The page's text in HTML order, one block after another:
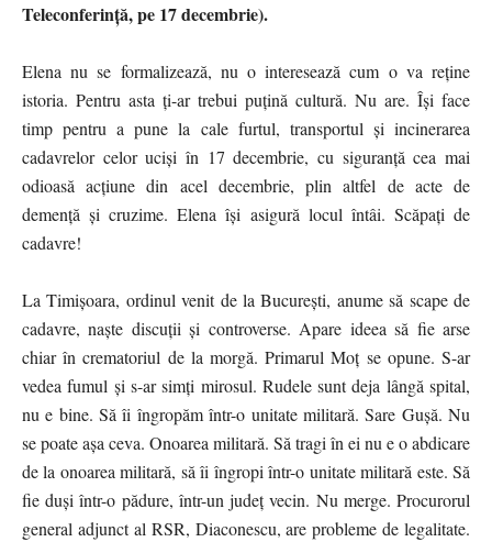
Teleconferință, pe 17 decembrie).
Elena nu se formalizează, nu o interesează cum o va reține
istoria. Pentru asta ți-ar trebui puțină cultură. Nu are. Își face
timp pentru a pune la cale furtul, transportul și incinerarea
cadavrelor celor uciși în 17 decembrie, cu siguranță cea mai
odioasă acțiune din acel decembrie, plin altfel de acte de
demență și cruzime. Elena își asigură locul întâi. Scăpați de
cadavre!
La Timișoara, ordinul venit de la București, anume să scape de
cadavre, naște discuții și controverse. Apare ideea să fie arse
chiar în crematoriul de la morgă. Primarul Moț se opune. S-ar
vedea fumul și s-ar simți mirosul. Rudele sunt deja lângă spital,
nu e bine. Să îi îngropăm într-o unitate militară. Sare Gușă. Nu
se poate așa ceva. Onoarea militară. Să tragi în ei nu e o abdicare
de la onoarea militară, să îi îngropi într-o unitate militară este. Să
fie duși într-o pădure, într-un județ vecin. Nu merge. Procurorul
general adjunct al RSR, Diaconescu, are probleme de legalitate.